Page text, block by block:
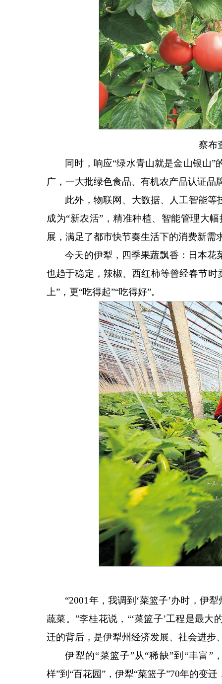
察布
同时，响应“绿水青山就是金山银山
广，一大批绿色食品、有机农产品认证品
此外，物联网、大数据、人工智能
成为“新农活”，精准种植、智能管理大
展，满足了都市快节奏生活下的消费新
今天的伊犁，四季果蔬飘香：日本
也趋于稳定，辣椒、西红柿等曾经春节时
上”，更“吃得起”“吃得好”。
“2001年，我调到‘菜篮子’办时，伊
蔬菜。”李桂花说，“‘菜篮子’工程是最大
迁的背后，是伊犁州经济发展、社会进步
伊犁的“菜篮子”从“稀缺”到“丰富”
样”到“百花园”，伊犁“菜篮子”70年的变